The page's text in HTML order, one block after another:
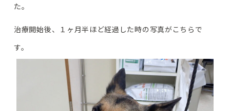
た。
治療開始後、１ヶ月半ほど経過した時の写真がこちらで
す。